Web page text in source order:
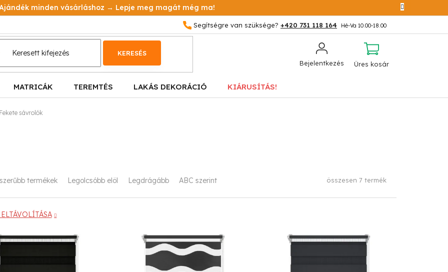
minden vásárláshoz → Lepje meg magát még ma!
+420 731 118 164
Bejelentkezés
KERESÉS
KOSÁR
Üres kosár
MATRICÁK TEREMTÉS LAKÁS DEKORÁCIÓ KIÁRUSÍTÁS!
Fekete sávrolók
termékek Legolcsóbb elöl Legdrágább ABC szerint összesen 7 termék